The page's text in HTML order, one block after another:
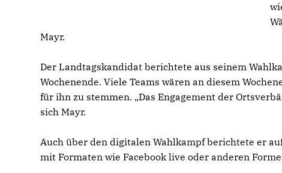
Mayr.
Der Landtagskandidat berichtete aus seinem
Wochenende. Viele Teams wären an diesem
für ihn zu stemmen. „Das Engagement der
sich Mayr.
Auch über den digitalen Wahlkampf berichtete er
mit Formaten wie Facebook live oder anderen